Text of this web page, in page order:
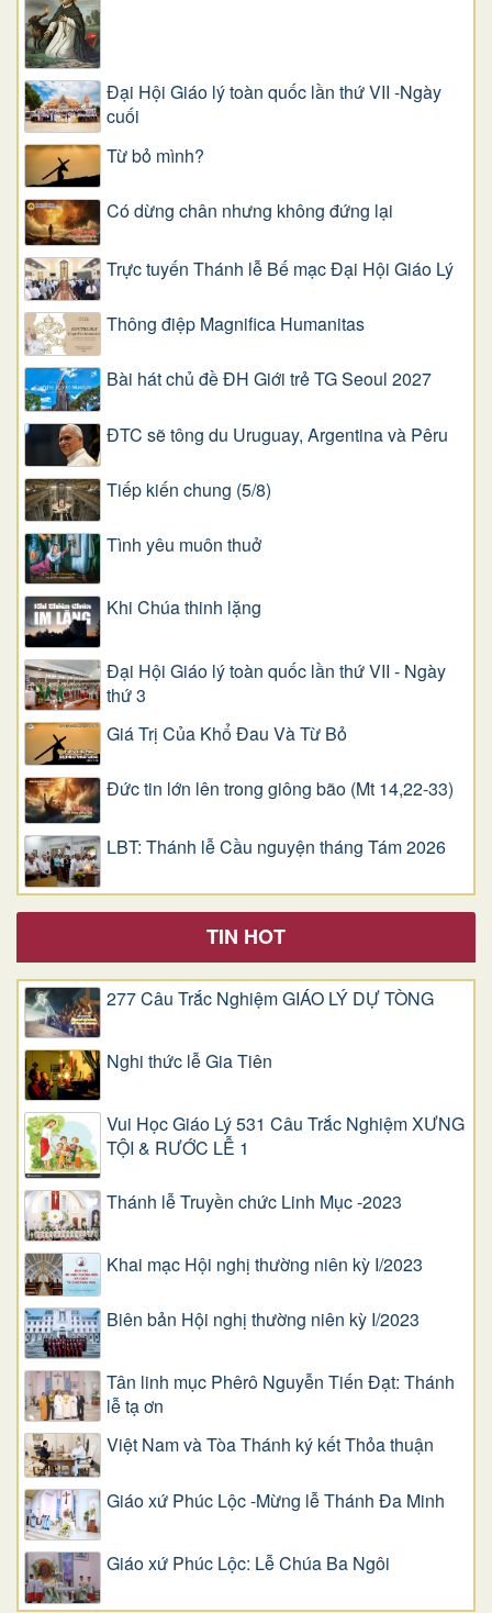
Đại Hội Giáo lý toàn quốc lần thứ VII -Ngày
cuối
Từ bỏ mình?
Có dừng chân nhưng không đứng lại
Trực tuyến Thánh lễ Bế mạc Đại Hội Giáo Lý
Thông điệp Magnifica Humanitas
Bài hát chủ đề ĐH Giới trẻ TG Seoul 2027
ĐTC sẽ tông du Uruguay, Argentina và Pêru
Tiếp kiến chung (5/8)
Tình yêu muôn thuở
Khi Chúa thinh lặng
Đại Hội Giáo lý toàn quốc lần thứ VII - Ngày
thứ 3
Giá Trị Của Khổ Ðau Và Từ Bỏ
Đức tin lớn lên trong giông bão (Mt 14,22-33)
LBT: Thánh lễ Cầu nguyện tháng Tám 2026
TIN HOT
277 Câu Trắc Nghiệm GIÁO LÝ DỰ TÒNG
Nghi thức lễ Gia Tiên
Vui Học Giáo Lý 531 Câu Trắc Nghiệm XƯNG
TỘI & RƯỚC LỄ 1
Thánh lễ Truyền chức Linh Mục -2023
Khai mạc Hội nghị thường niên kỳ I/2023
Biên bản Hội nghị thường niên kỳ I/2023
Tân linh mục Phêrô Nguyễn Tiến Đạt: Thánh
lễ tạ ơn
Việt Nam và Tòa Thánh ký kết Thỏa thuận
Giáo xứ Phúc Lộc -Mừng lễ Thánh Đa Minh
Giáo xứ Phúc Lộc: Lễ Chúa Ba Ngôi